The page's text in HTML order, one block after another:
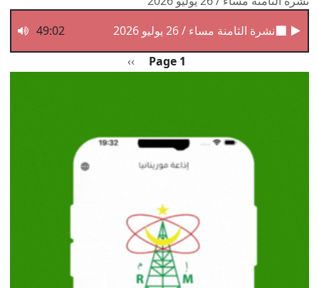
نشرة الثامنة مساء / 26 يوليو 2026
49:02
Page 1 الصفحة التالية
››